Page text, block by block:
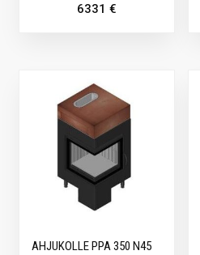
6331 €
AHJUKOLLE PPA 350 N45